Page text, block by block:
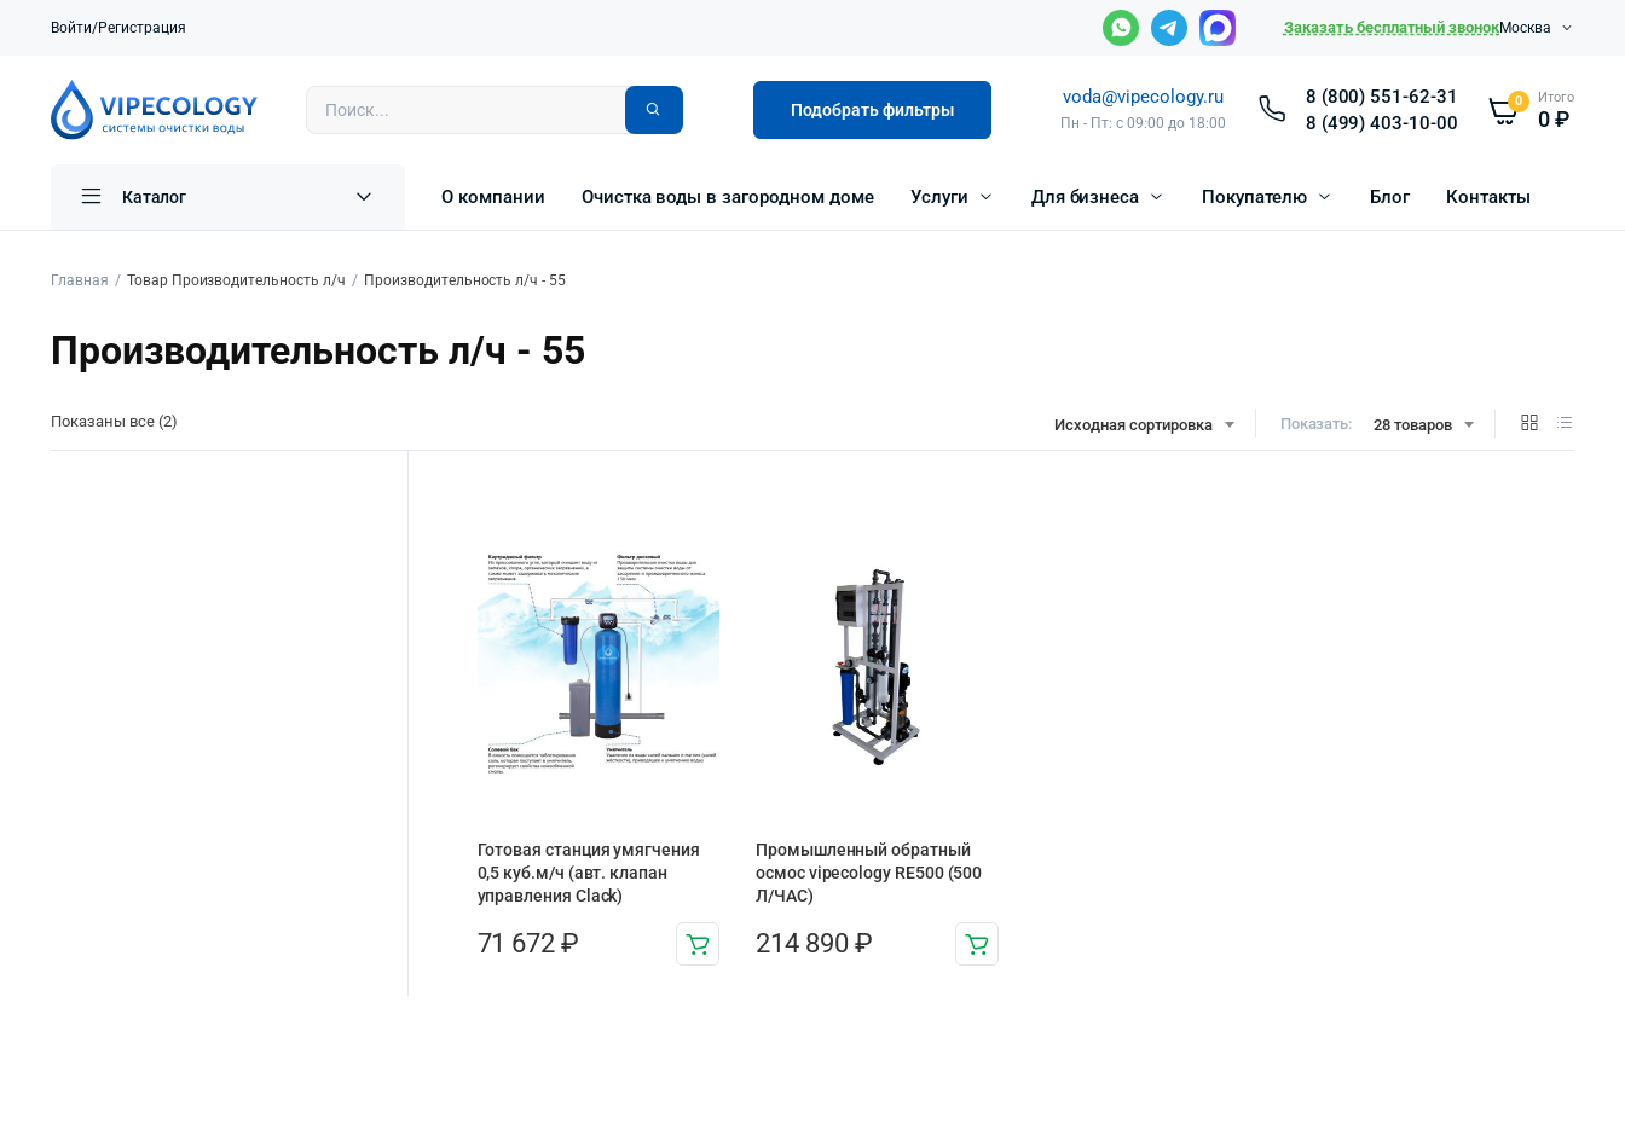
Войти/Регистрация Заказать бесплатный звонокМосква
Подобрать фильтры
voda@vipecology.ru
Пн - Пт: с 09:00 до 18:00
8 (800) 551-62-31
8 (499) 403-10-00
0 Итого
0₽
Каталог О компании Очистка воды в загородном доме Услуги Для бизнеса Покупателю Блог Контакты
Главная Товар Производительность л/ч Производительность л/ч - 55
Производительность л/ч - 55
Исходная сортировка Показать: 28 товаров
Показаны все (2)
Готовая станция умягчения
0,5 куб.м/ч (авт. клапан
управления Clack)
71 672₽
Промышленный обратный
осмос vipecology RE500 (500
Л/ЧАС)
214 890 ₽